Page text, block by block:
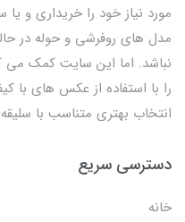
مورد نیاز خود را خریداری و
مدل های روفرشی و حوله در
نباشد. اما این سایت کمک می
را با استفاده از عکس های با
انتخاب بهتری متناسب با
دسترسی سریع
خانه